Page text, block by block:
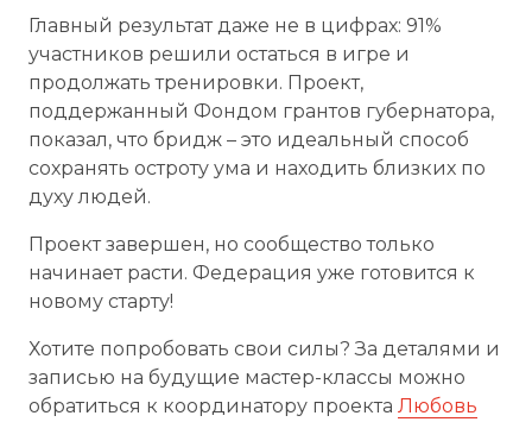
Главный результат даже не в цифрах: 91%
участников решили остаться в игре и
продолжать тренировки. Проект,
поддержанный Фондом грантов губернатора,
показал, что бридж – это идеальный способ
сохранять остроту ума и находить близких по
духу людей.
Проект завершен, но сообщество только
начинает расти. Федерация уже готовится к
новому старту!
Хотите попробовать свои силы? За деталями и
записью на будущие мастер-классы можно
обратиться к координатору проекта Любовь